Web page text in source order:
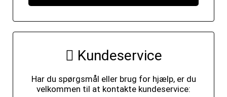
Kundeservice
Har du spørgsmål eller brug for hjælp, er du
velkommen til at kontakte kundeservice: